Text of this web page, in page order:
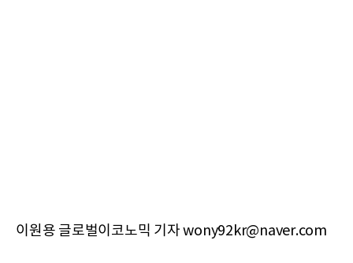
이원용 글로벌이코노믹 기자 wony92kr@naver.com